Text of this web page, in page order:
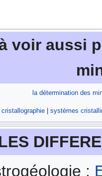
voir aussi
la détermination des
cristallographie| systèmes
: